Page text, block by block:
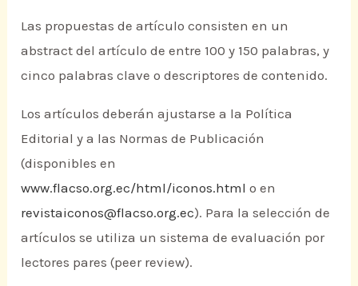
Las propuestas de artículo consisten en un
abstract del artículo de entre 100 y 150 palabras, y
cinco palabras clave o descriptores de contenido.
Los artículos deberán ajustarse a la Política
Editorial y a las Normas de Publicación
(disponibles en
www.flacso.org.ec/html/iconos.htmlo en
revistaiconos@flacso.org.ec). Para la selección de
artículos se utiliza un sistema de evaluación por
lectores pares (peer review).